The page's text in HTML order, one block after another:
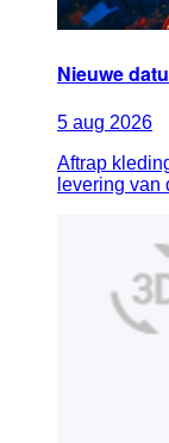
Nieuwe
5 aug 2026
Aftrap
levering van